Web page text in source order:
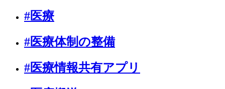
#医療
#医療体制の整備
#医療情報共有アプリ